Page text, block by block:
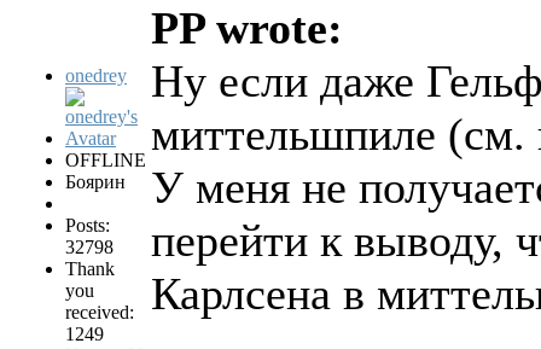
onedrey
OFFLINE
Боярин
Posts:
32798
Thank
you
received:
1249
PP wrote:
Ну если даже
миттельшпиле
У меня не
перейти к выводу,
Карлсена в